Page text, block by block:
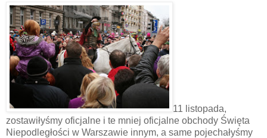
11 listopada,
zostawiłyśmy oficjalne i te mniej oficjalne obchody Święta
Niepodległości w Warszawie innym, a same pojechałyśmy